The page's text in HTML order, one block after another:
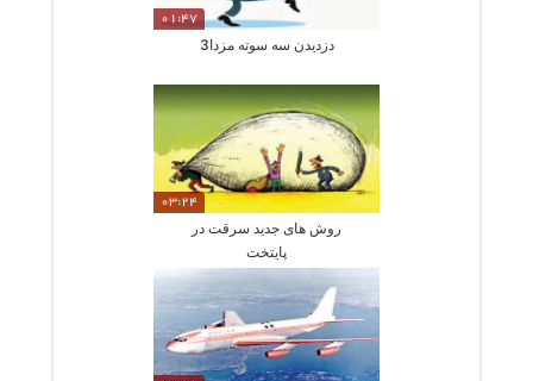
01:47
دزدیدن سه سوته مزدا3
03:24
روش های جدید سرقت در
پایتخت